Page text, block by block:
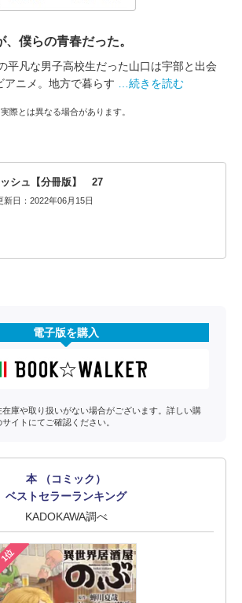
僕らの青春だった。
平凡な男子高校生だった山口は宇部と出会
アニメ。地方で暮らす
…続きを読む
際とは異なる場合があります。
シュ【分冊版】 27
新日：2022年06月15日
電子版を購入
庫や取り扱いがない場合がございます。詳しい購
イトにてご確認ください。
本 （コミック）
ベストセラーランキング
KADOKAWA調べ
位